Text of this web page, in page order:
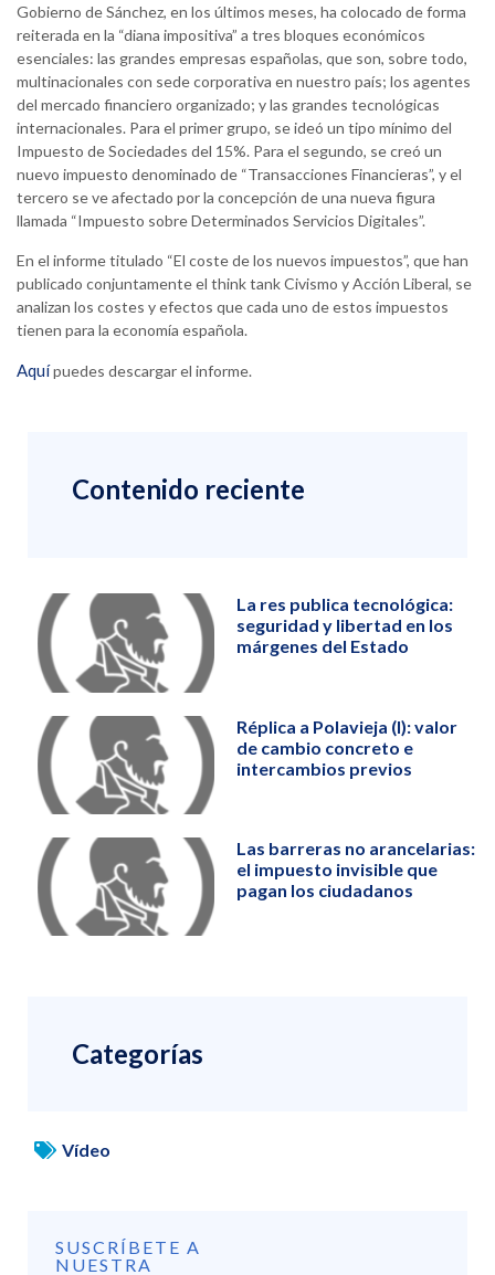
Gobierno de Sánchez, en los últimos meses, ha colocado de forma
reiterada en la “diana impositiva” a tres bloques económicos
esenciales: las grandes empresas españolas, que son, sobre todo,
multinacionales con sede corporativa en nuestro país; los agentes
del mercado financiero organizado; y las grandes tecnológicas
internacionales. Para el primer grupo, se ideó un tipo mínimo del
Impuesto de Sociedades del 15%. Para el segundo, se creó un
nuevo impuesto denominado de “Transacciones Financieras”, y el
tercero se ve afectado por la concepción de una nueva figura
llamada “Impuesto sobre Determinados Servicios Digitales”.
En el informe titulado “El coste de los nuevos impuestos”, que han
publicado conjuntamente el think tank Civismo y Acción Liberal, se
analizan los costes y efectos que cada uno de estos impuestos
tienen para la economía española.
Aquípuedes descargar el informe.
Contenido reciente
La res publica tecnológica:
seguridad y libertad en los
márgenes del Estado
Réplica a Polavieja (I): valor
de cambio concreto e
intercambios previos
Las barreras no arancelarias:
el impuesto invisible que
pagan los ciudadanos
Categorías
Vídeo
SUSCRÍBETE A
NUESTRA